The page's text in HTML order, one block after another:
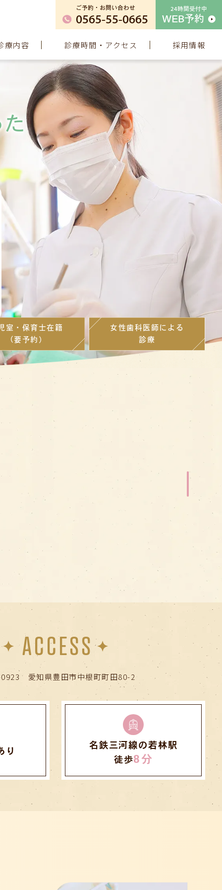
ご予約・お問い合わせ
0565-55-0665
24時間受付中
WEB予約
療内容 診療時間・アクセス 採用情報
室・保育士在籍
（要予約）
女性歯科医師による
診療
ーにご相談いただけますと幸いです
ACCESS
愛知県豊田市中根町町田80-2
り
名鉄三河線の若林駅
徒歩8分